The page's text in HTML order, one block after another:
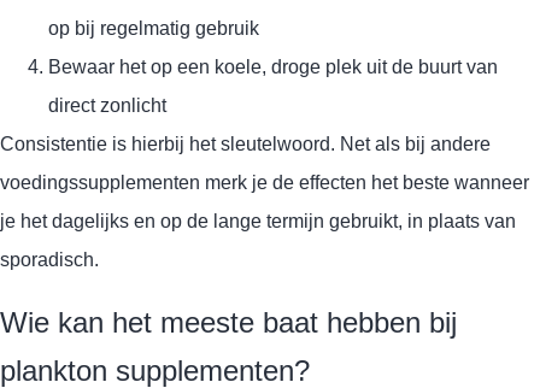
op bij regelmatig gebruik
Bewaar het op een koele, droge plek uit de buurt van
direct zonlicht
Consistentie is hierbij het sleutelwoord. Net als bij andere
voedingssupplementen merk je de effecten het beste wanneer
je het dagelijks en op de lange termijn gebruikt, in plaats van
sporadisch.
Wie kan het meeste baat hebben bij
plankton supplementen?